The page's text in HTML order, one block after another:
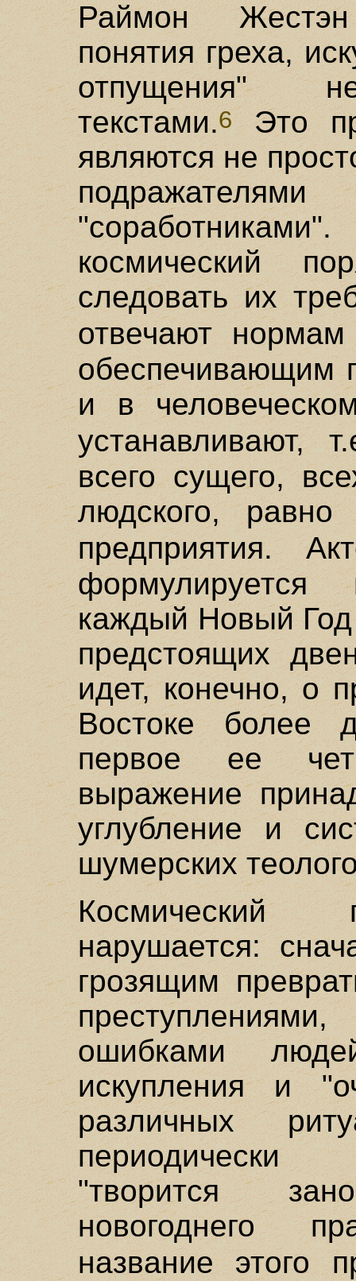
Раймон
понятия греха,
отпущения"
текстами.6Это
являются не
космический
следовать их
отвечают
обеспечивающим
и в
устанавливают,
всего сущего,
людского, равно
предприятия.
каждый Новый Год
предстоящих
идет, конечно, о
Востоке более
первое ее
выражение
углубление и
шумерских
Космический
нарушается:
грозящим
ошибками
искупления и
различных
периодически
"творится
новогоднего
название этого